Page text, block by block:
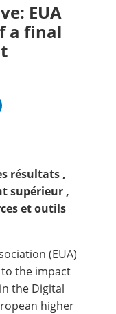
EUA
a final
résultats,
supérieur,
et outils
(EUA)
the impact
the Digital
higher